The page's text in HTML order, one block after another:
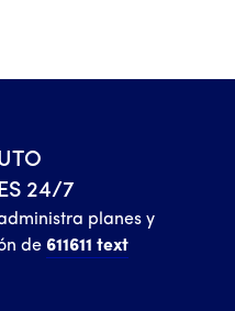
24/7
planes y
de 611611 text